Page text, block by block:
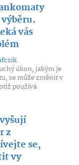
vás
úkon, jakým je
se může změnit v
používá
z
se,
vy